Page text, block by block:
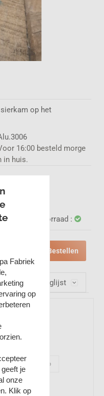
op het
16:00 besteld morge
in huis.
Voorraad :
Bestellen
Op verlanglijst
Whatsapp
Fabriek
op
je
onze
Klik op